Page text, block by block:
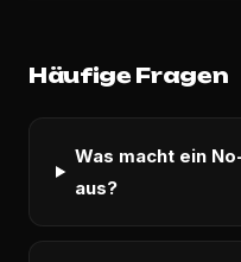
Häufige Fragen
Was macht ein
aus?